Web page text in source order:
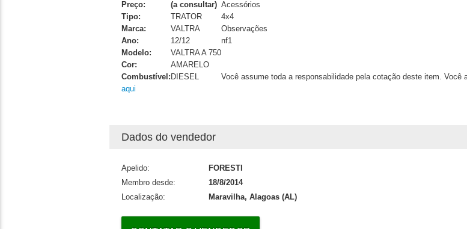
Preço:
(a consultar)
Tipo:
TRATOR
Marca:
VALTRA
Ano:
12/12
Modelo:
VALTRA A 750
Cor:
AMARELO
Combustível: DIESEL
Acessórios
4x4
Observações
nf1
Você assume toda a responsabilidade pela cotação deste item.
aqui
Dados do vendedor
Apelido:
FORESTI
Membro desde:
18/8/2014
Localização:
Maravilha, Alagoas (AL)